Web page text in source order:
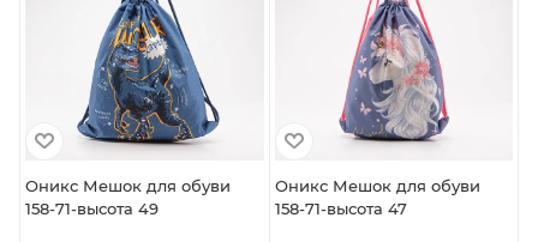
Оникс Мешок для обуви
158-71-высота 49
Оникс Мешок для обуви
158-71-высота 47